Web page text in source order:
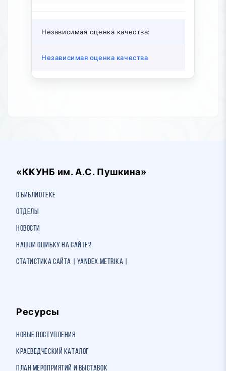
Независимая оценка качества:
Независимая оценка качества
«ККУНБ им. А.С. Пушкина»
О библиотеке
Отделы
Новости
Нашли ошибку на сайте?
Статистика сайта | Yandex.Metrika |
Ресурсы
Новые поступления
Краеведческий каталог
План мероприятий и выставок